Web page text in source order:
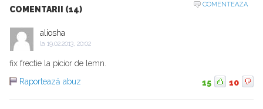
COMENTARII (14)
COMENTEAZA
aliosha
la 19.02.2013, 20:02
fix frectie la picior de lemn.
Raportează abuz
15 10